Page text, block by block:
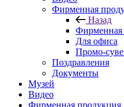
Фирменная
Назад
Фирменная
Для офиса
Промо-
Поздравления
Документы
Музей
Видео
Фирменная продукция